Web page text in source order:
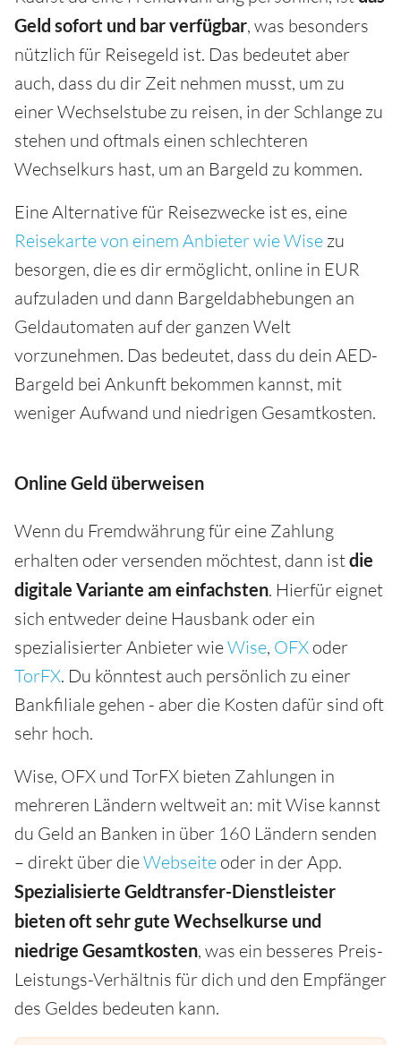
Geld sofort und bar verfügbar, was besonders
nützlich für Reisegeld ist. Das bedeutet aber
auch, dass du dir Zeit nehmen musst, um zu
einer Wechselstube zu reisen, in der Schlange zu
stehen und oftmals einen schlechteren
Wechselkurs hast, um an Bargeld zu kommen.
Eine Alternative für Reisezwecke ist es, eine
Reisekarte von einem Anbieter wie Wise zu
besorgen, die es dir ermöglicht, online in EUR
aufzuladen und dann Bargeldabhebungen an
Geldautomaten auf der ganzen Welt
vorzunehmen. Das bedeutet, dass du dein AED-
Bargeld bei Ankunft bekommen kannst, mit
weniger Aufwand und niedrigen Gesamtkosten.
Online Geld überweisen
Wenn du Fremdwährung für eine Zahlung
erhalten oder versenden möchtest, dann istdie
digitale Variante am einfachsten. Hierfür eignet
sich entweder deine Hausbank oder ein
spezialisierter Anbieter wieWise, OFX oder
TorFX. Du könntest auch persönlich zu einer
Bankfiliale gehen - aber die Kosten dafür sind oft
sehr hoch.
Wise, OFX und TorFX bieten Zahlungen in
mehreren Ländern weltweit an: mit Wise kannst
du Geld an Banken in über 160 Ländern senden
– direkt über dieWebseite oder in der App.
Spezialisierte Geldtransfer-Dienstleister
bieten oft sehr gute Wechselkurse und
niedrige Gesamtkosten, was ein besseres Preis-
Leistungs-Verhältnis für dich und den Empfänger
des Geldes bedeuten kann.